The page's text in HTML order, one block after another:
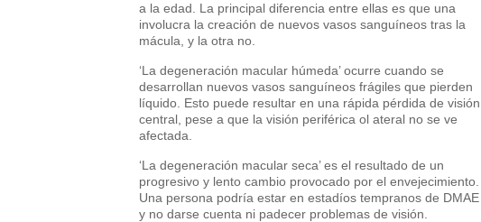
a la edad. La principal diferencia entre ellas es que una
involucra la creación de nuevos vasos sanguíneos tras la
mácula, y la otra no.
‘La degeneración macular húmeda’ ocurre cuando se
desarrollan nuevos vasos sanguíneos frágiles que pierden
líquido. Esto puede resultar en una rápida pérdida de visión
central, pese a que la visión periférica ol ateral no se ve
afectada.
‘La degeneración macular seca’ es el resultado de un
progresivo y lento cambio provocado por el envejecimiento.
Una persona podría estar en estadíos tempranos de DMAE
y no darse cuenta ni padecer problemas de visión.